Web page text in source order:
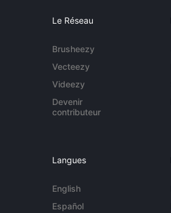
Le Réseau
Brusheezy
Vecteezy
Videezy
Devenir
contributeur
Langues
English
Español